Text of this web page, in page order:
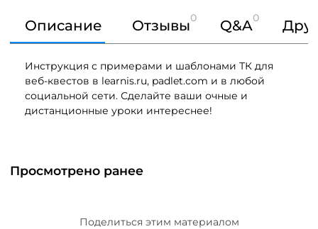
Описание Отзывы0 Q&A0
Инструкция с примерами и шаблонами ТК для
веб-квестов в learnis.ru, padlet.com и в любой
социальной сети. Сделайте ваши очные и
дистанционные уроки интереснее!
Просмотрено ранее
Поделиться этим материалом